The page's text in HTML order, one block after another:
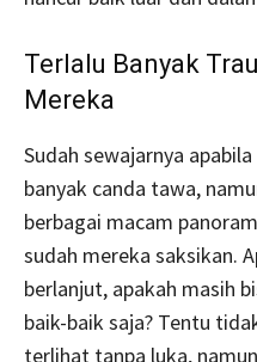
Terlalu Banyak
Mereka
Sudah sewajarnya
banyak canda tawa,
berbagai macam
sudah mereka saksikan.
berlanjut, apakah masih
baik-baik saja? Tentu
terlihat tanpa luka,